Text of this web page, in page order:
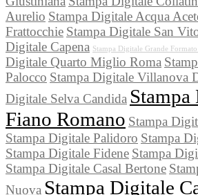
Aurelio Stampa Digitale Acqua
Frattocchie Stampa Digitale San
Digitale Capena Stampa Digitale Grande Formato
Digitale Quarto Miglio Roma
Palocco Stampa Digitale Villanova
Digitale Selva Candida
Fiano Romano Stampa
Stampa Digitale Palidoro Stampa
Stampa Digitale Fidene Stampa
Stampa Digitale Casal Bertone
Nuova Stampa Digitale